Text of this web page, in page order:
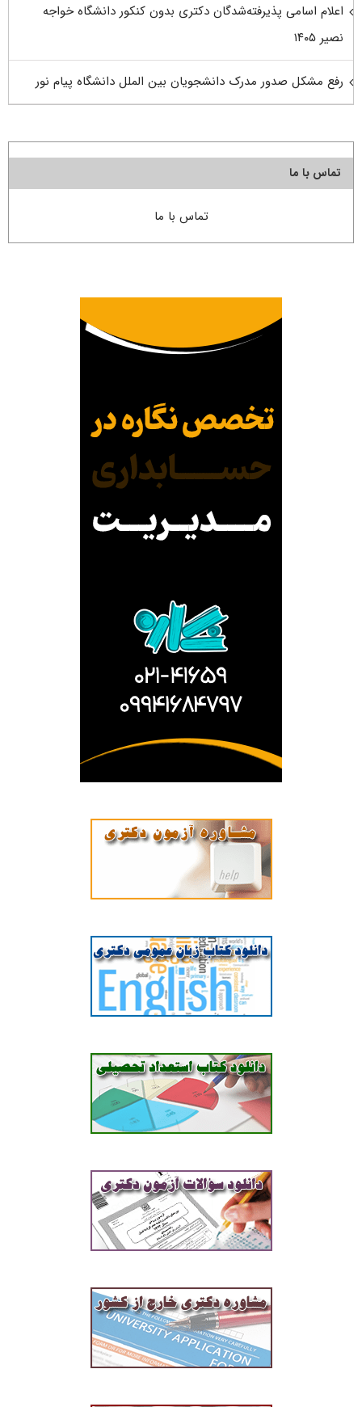
اعلام اسامی پذیرفته‌شدگان دکتری بدون کنکور دانشگاه خواجه
نصیر ۱۴۰۵
رفع مشکل صدور مدرک دانشجویان بین الملل دانشگاه پیام نور
تماس با ما
تماس با ما